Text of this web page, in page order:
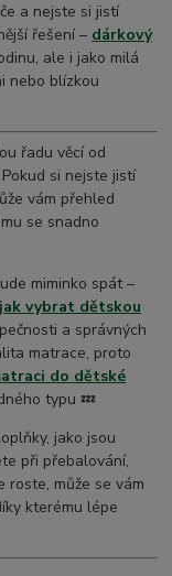
a nejste si jistí
řešení – dárkový
ale i jako milá
nebo blízkou
řadu věcí od
si nejste jistí
vám přehled
se snadno
miminko spát –
jak vybrat dětskou
a správných
matrace, proto
do dětské
typu 💤
jako jsou
při přebalování,
roste, může se vám
kterému lépe